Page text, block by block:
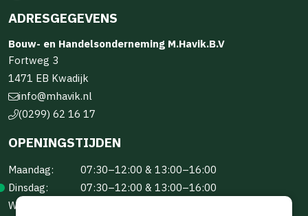
ADRESGEGEVENS
Bouw- en Handelsonderneming M.Havik.B.V
Fortweg 3
1471 EB Kwadijk
info@mhavik.nl
(0299) 62 16 17
OPENINGSTIJDEN
Maandag:
07:30–12:00 & 13:00–16:00
Dinsdag:
07:30–12:00 & 13:00–16:00
Woensdag: